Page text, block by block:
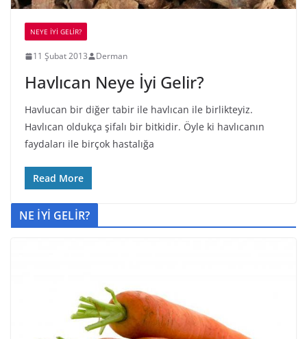
NEYE İYİ GELİR?
11 Şubat 2013 Derman
Havlıcan Neye İyi Gelir?
Havlucan bir diğer tabir ile havlıcan ile birlikteyiz.
Havlıcan oldukça şifalı bir bitkidir. Öyle ki havlıcanın
faydaları ile birçok hastalığa
Read More
NE İYİ GELİR?